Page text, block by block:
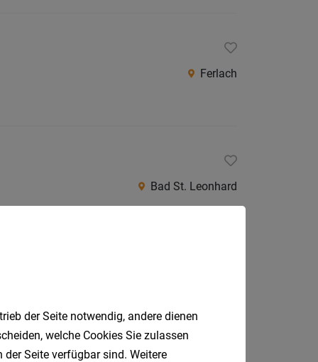
Ferlach
Bad St. Leonhard
der Seite notwendig, andere dienen
welche Cookies Sie zulassen
Seite verfügbar sind. Weitere